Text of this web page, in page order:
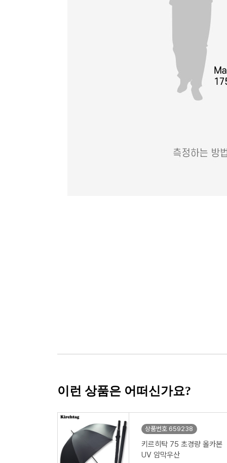
이런 상품은 어떠신가요?
상품번호 659238
키르히탁 75 초경량 올카본
UV 암막우산